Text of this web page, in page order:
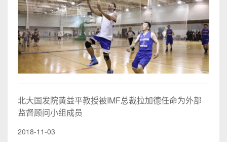
北大国发院黄益平教授被IMF总裁拉加德任命为外部
监督顾问小组成员
2018-11-03